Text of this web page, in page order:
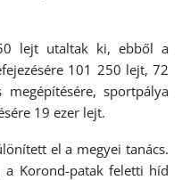
lejt utaltak ki, ebből a
101 250 lejt, 72
sportpálya
19 ezer lejt.
el a megyei tanács.
Korond-patak feletti híd